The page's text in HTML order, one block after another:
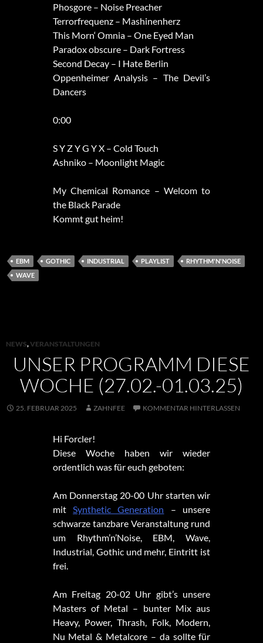
Phosgore – Noise Preacher
Terrorfrequenz – Mashinenherz
This Morn‘ Omnia – One Eyed Man
Paradox obscure – Dark Fortress
Second Decay – I Hate Berlin
Oppenheimer Analysis – The Devil’s
Dancers
0:00
S Y Z Y G Y X – Cold Touch
Ashniko – Moonlight Magic
My Chemical Romance – Welcom to
the Black Parade
Kommt gut heim!
EBM GOTHIC INDUSTRIAL PLAYLIST
RHYTHM'N'NOISE
WAVE
NEWS,VERANSTALTUNGEN
UNSER PROGRAMM DIESE
WOCHE (27.02.-01.03.25)
25. FEBRUAR 2025 ZAHNFEE KOMMENTAR HINTERLASSEN
Hi Forcler!
Diese Woche haben wir wieder
ordentlich was für euch geboten:
Am Donnerstag 20-00 Uhr starten wir
mitSynthetic Generation – unsere
schwarze tanzbare Veranstaltung rund
um Rhythm’n’Noise, EBM, Wave,
Industrial, Gothic und mehr, Eintritt ist
frei.
Am Freitag 20-02 Uhr gibt’s unsere
Masters of Metal – bunter Mix aus
Heavy, Power, Thrash, Folk, Modern,
Nu Metal & Metalcore – da sollte für